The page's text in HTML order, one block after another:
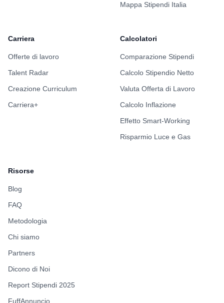
Mappa Stipendi Italia
Carriera
Offerte di lavoro
Talent Radar
Creazione Curriculum
Carriera+
Calcolatori
Comparazione Stipendi
Calcolo Stipendio Netto
Valuta Offerta di Lavoro
Calcolo Inflazione
Effetto Smart-Working
Risparmio Luce e Gas
Risorse
Blog
FAQ
Metodologia
Chi siamo
Partners
Dicono di Noi
Report Stipendi 2025
FuffAnnuncio